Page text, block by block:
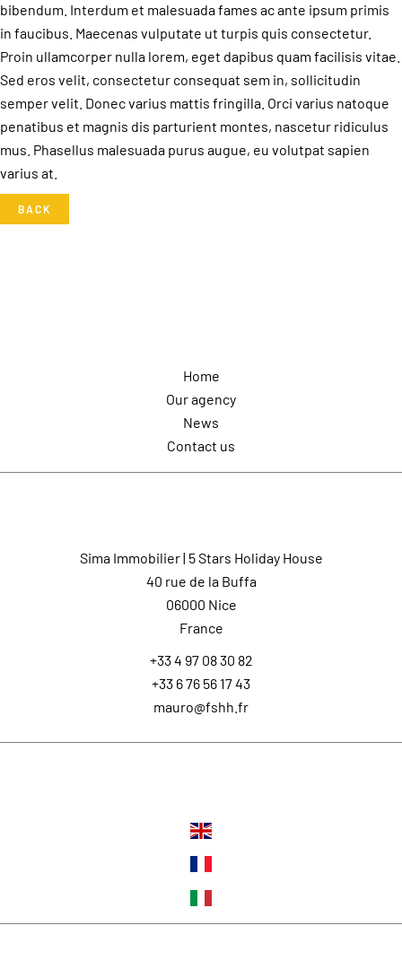
bibendum. Interdum et malesuada fames ac ante ipsum primis
in faucibus. Maecenas vulputate ut turpis quis consectetur.
Proin ullamcorper nulla lorem, eget dapibus quam facilisis vitae.
Sed eros velit, consectetur consequat sem in, sollicitudin
semper velit. Donec varius mattis fringilla. Orci varius natoque
penatibus et magnis dis parturient montes, nascetur ridiculus
mus. Phasellus malesuada purus augue, eu volutpat sapien
varius at.
BACK
Home
Our agency
News
Contact us
Sima Immobilier | 5 Stars Holiday House
40 rue de la Buffa
06000 Nice
France
+33 4 97 08 30 82
+33 6 76 56 17 43
mauro@fshh.fr